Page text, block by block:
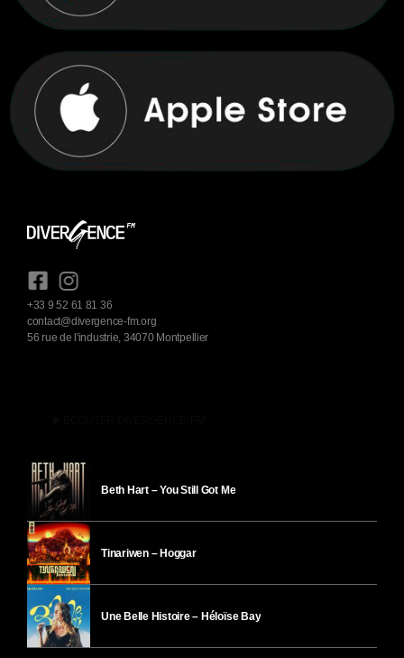
+33 9 52 61 81 36
contact@divergence-fm.org
56 rue de l'industrie, 34070 Montpellier
Beth Hart – You Still Got Me
Tinariwen – Hoggar
Une Belle Histoire – Héloïse Bay